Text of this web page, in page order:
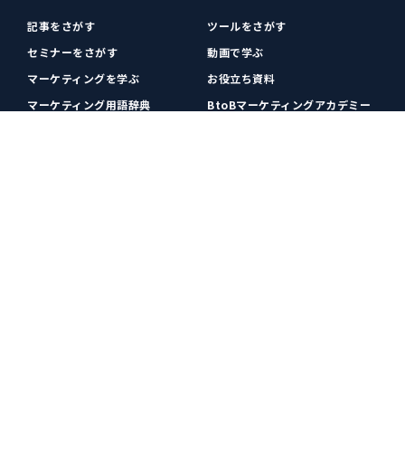
記事をさがす
ツールをさがす
セミナーをさがす
動画で学ぶ
マーケティングを学ぶ
お役立ち資料
マーケティング用語辞典
BtoBマーケティングアカデミー